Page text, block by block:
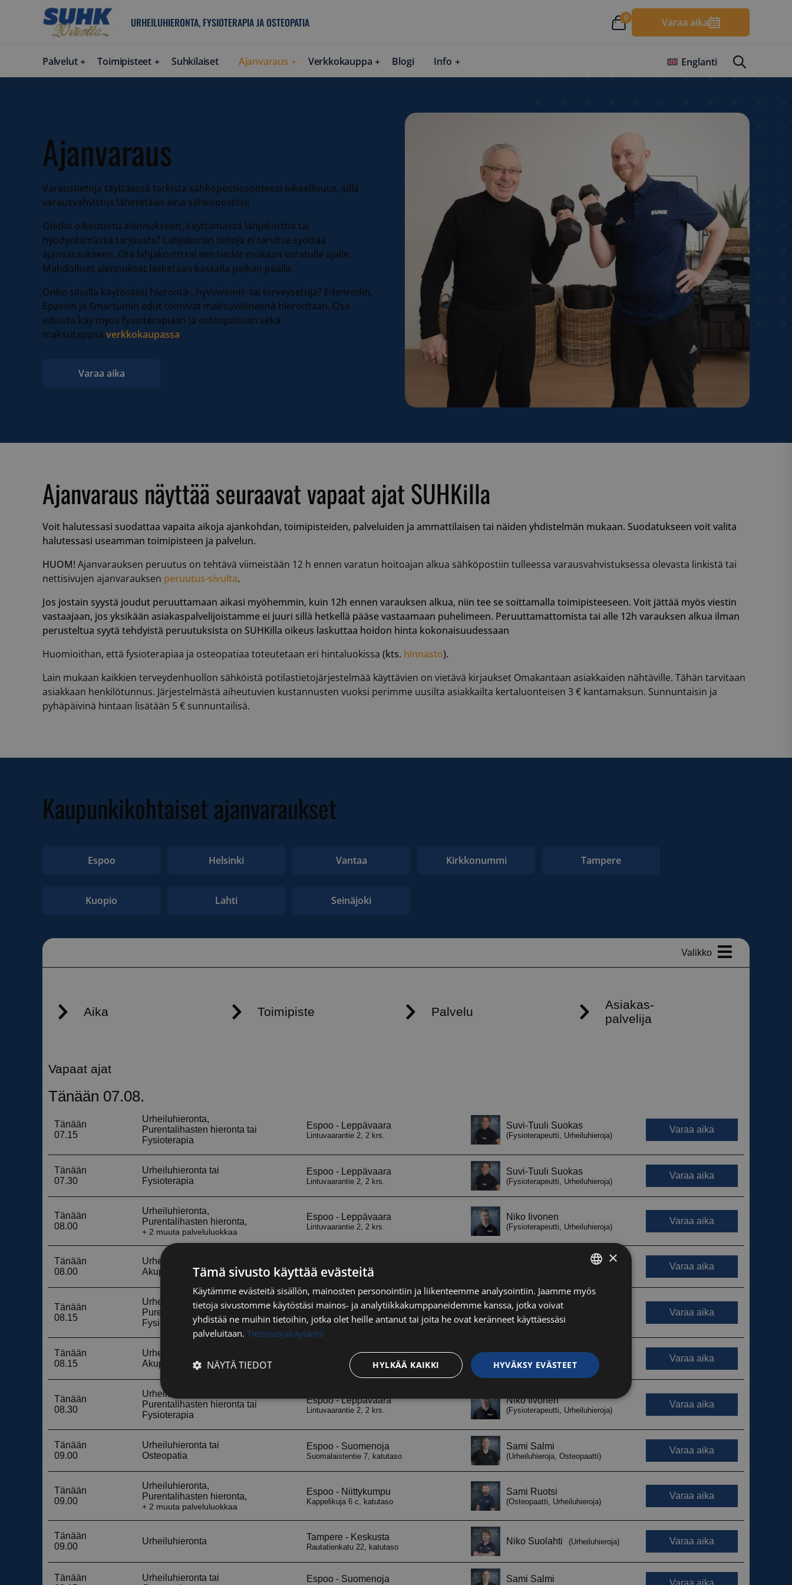
URHEILUHIERONTA, FYSIOTERAPIA JA OSTEOPATIA 0 Varaa aika
Palvelut Toimipisteet Suhkilaiset Ajanvaraus Verkkokauppa Blogi Info Englanti
Ajanvaraus
Varaustietoja täyttäessä tarkista sähköpostiosoitteesi oikeellisuus, sillä
varausvahvistus lähetetään aina sähköpostiisi!
Oletko oikeutettu alennukseen, käyttämässä lahjakorttia tai
hyödyntämässä tarjousta? Lahjakortin tietoja ei tarvitse syöttää
ajanvaraukseen. Ota lahjakortti tai sen tiedot mukaan varatulle ajalle.
Mahdolliset alennukset lasketaan kassalla paikan päällä.
Onko sinulla käytössäsi hieronta-, hyvinvointi- tai terveysetuja? Edenredin,
Epassin ja Smartumin edut toimivat maksuvälineenä hierontaan. Osa
eduista käy myös fysioterapiaan ja osteopatiaan sekä
maksutapana verkkokaupassa.
Varaa aika
Ajanvaraus näyttää seuraavat vapaat ajat SUHKilla
Voit halutessasi suodattaa vapaita aikoja ajankohdan, toimipisteiden, palveluiden ja ammattilaisen tai näiden yhdistelmän mukaan. Suodatukseen voit valita
halutessasi useamman toimipisteen ja palvelun.
HUOM! Ajanvarauksen peruutus on tehtävä viimeistään 12 h ennen varatun hoitoajan alkua sähköpostiin tulleessa varausvahvistuksessa olevasta linkistä tai
nettisivujen ajanvarauksen peruutus-sivulta.
Jos jostain syystä joudut peruuttamaan aikasi myöhemmin, kuin 12h ennen varauksen alkua, niin tee se soittamalla toimipisteeseen. Voit jättää myös viestin
vastaajaan, jos yksikään asiakaspalvelijoistamme ei juuri sillä hetkellä pääse vastaamaan puhelimeen. Peruuttamattomista tai alle 12h varauksen alkua ilman
perusteltua syytä tehdyistä peruutuksista on SUHKilla oikeus laskuttaa hoidon hinta kokonaisuudessaan
Huomioithan, että fysioterapiaa ja osteopatiaa toteutetaan eri hintaluokissa (kts. hinnasto).
Lain mukaan kaikkien terveydenhuollon sähköistä potilastietojärjestelmää käyttävien on vietävä kirjaukset Omakantaan asiakkaiden nähtäville. Tähän tarvitaan
asiakkaan henkilötunnus. Järjestelmästä aiheutuvien kustannusten vuoksi perimme uusilta asiakkailta kertaluonteisen 3 € kantamaksun. Sunnuntaisin ja
pyhäpäivinä hintaan lisätään 5 € sunnuntailisä.
Kaupunkikohtaiset ajanvaraukset
Espoo Helsinki Vantaa Kirkkonummi Tampere
Kuopio Lahti Seinäjoki
FINNISH
×
Tämä sivusto käyttää evästeitä
Käytämme evästeitä sisällön, mainosten personointiin ja liikenteemme analysointiin. Jaamme myös
tietoja sivustomme käytöstäsi mainos- ja analytiikkakumppaneidemme kanssa, jotka voivat
yhdistää ne muihin tietoihin, jotka olet heille antanut tai joita he ovat keränneet käyttäessäsi
palveluitaan. Tietosuojakäytäntö
HYVÄKSY EVÄSTEET
HYLKÄÄ KAIKKI
NÄYTÄ TIEDOT
Ehdottomasti
välttämättömät
Suorituskyvylliset Kohdentavat Toiminnalliset Luokittelemattomat
Ehdottomasti välttämättömät Suorituskyvylliset Toiminnalliset Luokittelemattomat
Nimi
Palveluntarjoaja / Verkkotunnus
Kuvaus
Cloudflare Inc.
.hs-analytics.net
Tätä evästettä käytetään
erottamaan ihmiset ja botit. Tämä
on hyödyllistä verkkosivustolle,